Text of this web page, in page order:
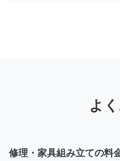
よ
修理・家具組み立ての料